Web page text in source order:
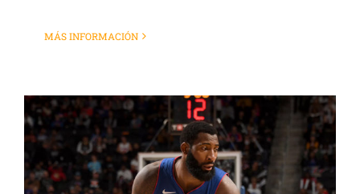
MÁS INFORMACIÓN